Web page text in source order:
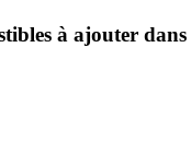
à ajouter dans